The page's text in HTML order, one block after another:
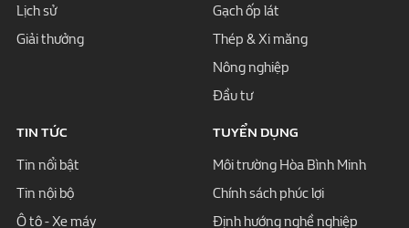
Lịch sử
Giải thưởng
Gạch ốp lát
Thép & Xi măng
Nông nghiệp
Đầu tư
TIN TỨC
Tin nổi bật
Tin nội bộ
Ô tô - Xe máy
TUYỂN DỤNG
Môi trường Hòa Bình Minh
Chính sách phúc lợi
Định hướng nghề nghiệp